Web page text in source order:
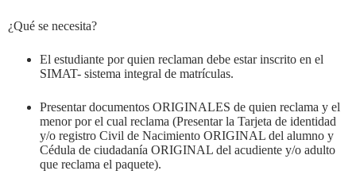
¿Qué se necesita?
El estudiante por quien reclaman debe estar inscrito en el
SIMAT- sistema integral de matrículas.
Presentar documentos ORIGINALES de quien reclama y el
menor por el cual reclama (Presentar la Tarjeta de identidad
y/o registro Civil de Nacimiento ORIGINAL del alumno y
Cédula de ciudadanía ORIGINAL del acudiente y/o adulto
que reclama el paquete).